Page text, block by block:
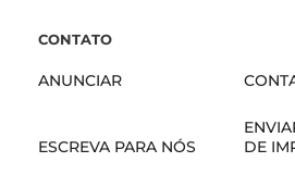
CONTATO
ANUNCIAR
ESCREVA PARA NÓS
DE